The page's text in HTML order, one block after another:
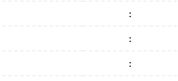
:
:
: